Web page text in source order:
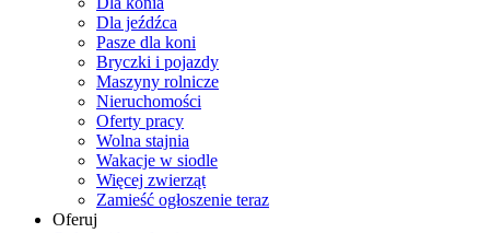
Dla jeźdźca
Pasze dla koni
Bryczki i pojazdy
Maszyny rolnicze
Nieruchomości
Oferty pracy
Wolna stajnia
Wakacje w siodle
Więcej zwierząt
Zamieść ogłoszenie teraz
Oferuj